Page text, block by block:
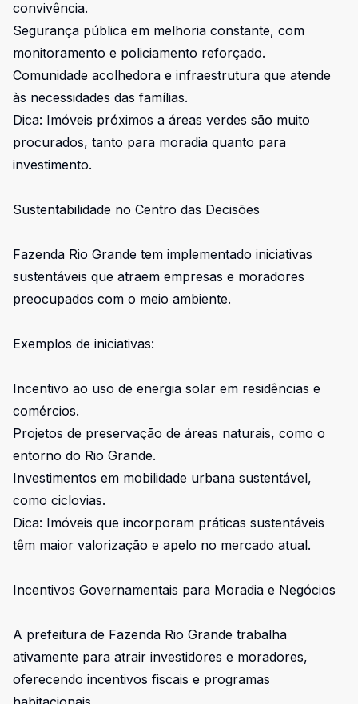
convivência.
Segurança pública em melhoria constante, com
monitoramento e policiamento reforçado.
Comunidade acolhedora e infraestrutura que atende
às necessidades das famílias.
Dica: Imóveis próximos a áreas verdes são muito
procurados, tanto para moradia quanto para
investimento.
Sustentabilidade no Centro das Decisões
Fazenda Rio Grande tem implementado iniciativas
sustentáveis que atraem empresas e moradores
preocupados com o meio ambiente.
Exemplos de iniciativas:
Incentivo ao uso de energia solar em residências e
comércios.
Projetos de preservação de áreas naturais, como o
entorno do Rio Grande.
Investimentos em mobilidade urbana sustentável,
como ciclovias.
Dica: Imóveis que incorporam práticas sustentáveis
têm maior valorização e apelo no mercado atual.
Incentivos Governamentais para Moradia e Negócios
A prefeitura de Fazenda Rio Grande trabalha
ativamente para atrair investidores e moradores,
oferecendo incentivos fiscais e programas